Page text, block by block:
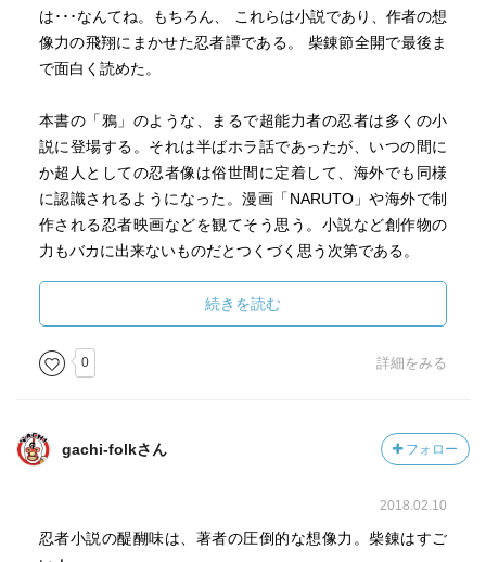
は･･･なんてね。もちろん、 これらは小説であり、作者の想
像力の飛翔にまかせた忍者譚である。 柴錬節全開で最後ま
で面白く読めた。
本書の「鴉」のような、まるで超能力者の忍者は多くの小
説に登場する。それは半ばホラ話であったが、いつの間に
か超人としての忍者像は俗世間に定着して、海外でも同様
に認識されるようになった。漫画「NARUTO」や海外で制
作される忍者映画などを観てそう思う。小説など創作物の
力もバカに出来ないものだとつくづく思う次第である。
続きを読む
0 詳細をみる
gachi-folkさん フォロー
2018.02.10
忍者小説の醍醐味は、著者の圧倒的な想像力。柴錬はすご